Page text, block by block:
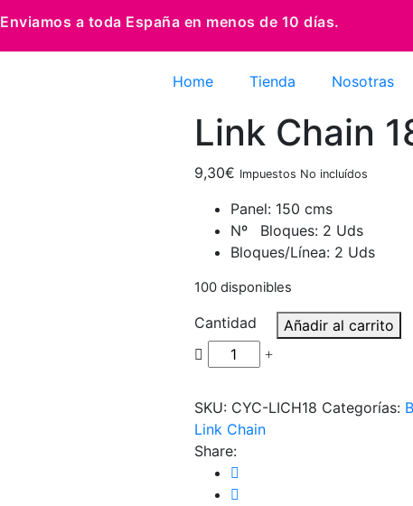
Enviamos a toda España en menos de 10 días.
Home Tienda Nosotras
Link Chain
9,30€ Impuestos No incluídos
Panel: 150 cms
Nº Bloques: 2 Uds
Bloques/Línea: 2 Uds
100 disponibles
Cantidad Añadir al carrito
SKU: CYC-LICH18 Categorías:
Link Chain
Share: